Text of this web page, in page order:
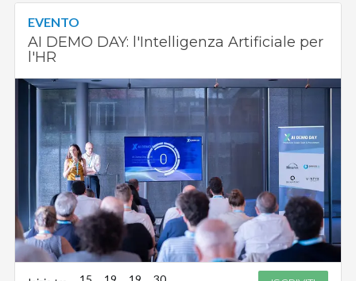
EVENTO
AI DEMO DAY: l'Intelligenza Artificiale per
l'HR